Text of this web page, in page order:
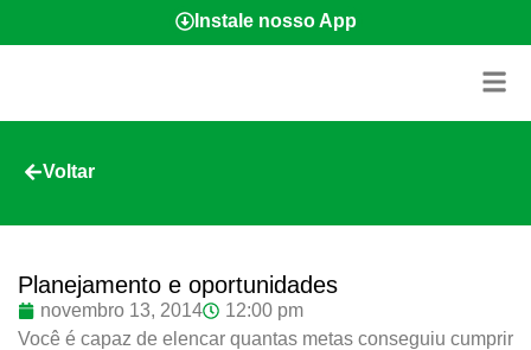
Instale nosso App
Voltar
Planejamento e oportunidades
novembro 13, 2014
12:00 pm
Você é capaz de elencar quantas metas conseguiu cumprir